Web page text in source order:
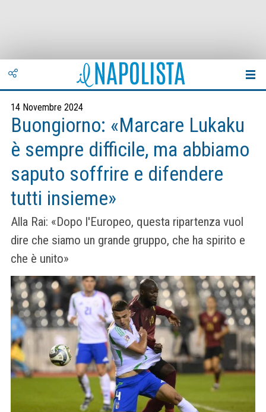
14 Novembre 2024
Buongiorno: «Marcare Lukaku
è sempre difficile, ma abbiamo
saputo soffrire e difendere
tutti insieme»
Alla Rai: «Dopo l'Europeo, questa ripartenza vuol
dire che siamo un grande gruppo, che ha spirito e
che è unito»